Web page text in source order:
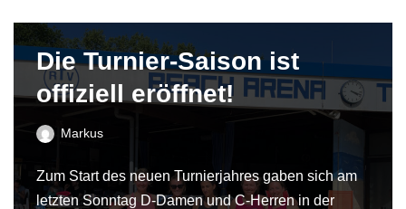
Die Turnier-Saison ist
offiziell eröffnet!
Markus
Zum Start des neuen Turnierjahres gaben sich am
letzten Sonntag D-Damen und C-Herren in der